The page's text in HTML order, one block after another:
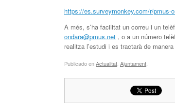
https://es.surveymonkey.com/r/pmus-
A més, s’ha facilitat un correu i un
ondara@pmus.net , o a un número
realitza l’estudi i es tractarà de
Publicado enActualitat Ajuntament